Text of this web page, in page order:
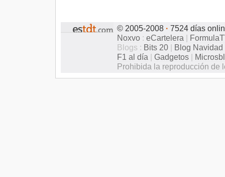
© 2005-2008 · 7524 días
Noxvo : eCartelera |
Blogs : Bits 20 | Blog Navidad
F1 al día | Gadgetos |
Prohibida la reproducción de